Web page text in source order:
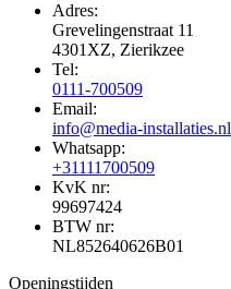
Adres:
Grevelingenstraat 11
4301XZ, Zierikzee
Tel:
0111-700509
Email:
info@media-installaties.nl
Whatsapp:
+31111700509
KvK nr:
99697424
BTW nr:
NL852640626B01
Openingstijden